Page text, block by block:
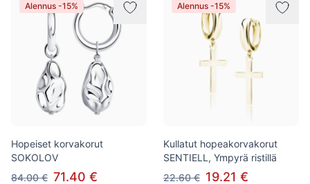
Alennus -15%
Hopeiset korvakorut
SOKOLOV
84.00 € 71.40 €
Alennus -15%
Kullatut hopeakorvakorut
SENTIELL, Ympyrä ristillä
22.60 € 19.21 €